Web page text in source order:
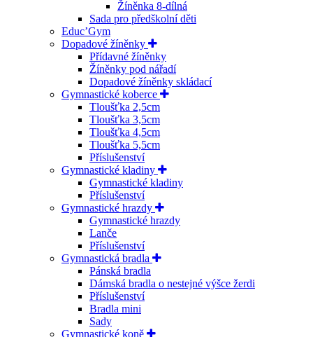
Žíněnka 8-dílná
Sada pro předškolní děti
Educ’Gym
Dopadové žíněnky
Přídavné žíněnky
Žíněnky pod nářadí
Dopadové žíněnky skládací
Gymnastické koberce
Tloušťka 2,5cm
Tloušťka 3,5cm
Tloušťka 4,5cm
Tloušťka 5,5cm
Příslušenství
Gymnastické kladiny
Gymnastické kladiny
Příslušenství
Gymnastické hrazdy
Gymnastické hrazdy
Lanče
Příslušenství
Gymnastická bradla
Pánská bradla
Dámská bradla o nestejné výšce žerdi
Příslušenství
Bradla mini
Sady
Gymnastické koně